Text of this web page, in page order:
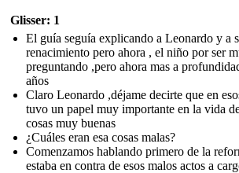
Glisser: 1
El guía seguía explicando a Leonardo y a
renacimiento pero ahora , el niño por ser
preguntando ,pero ahora mas a
años
Claro Leonardo ,déjame decirte que en
tuvo un papel muy importante en la vida
cosas muy buenas
¿Cuáles eran esa cosas malas?
Comenzamos hablando primero de la
estaba en contra de esos malos actos a